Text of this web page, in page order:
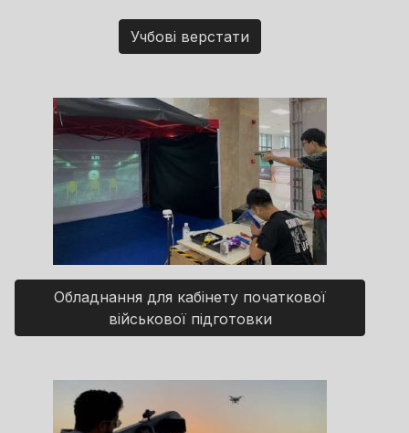
Учбові верстати
Обладнання для кабінету початкової
військової підготовки